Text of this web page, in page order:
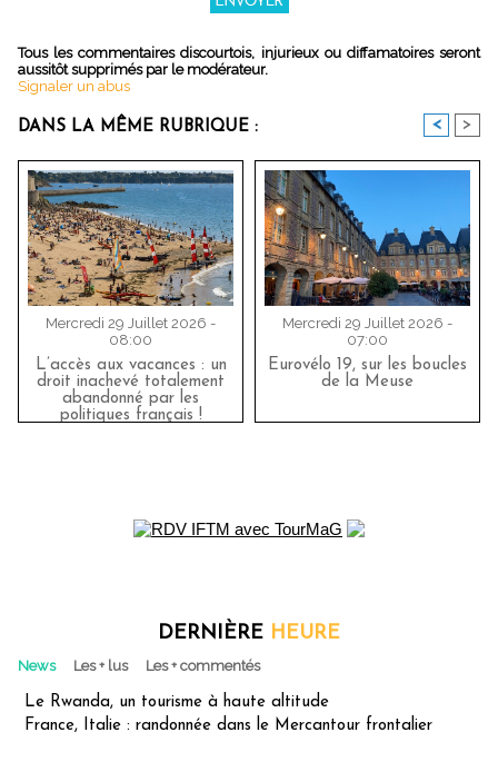
Tous les commentaires discourtois, injurieux ou diffamatoires seront
aussitôt supprimés par le modérateur.
Signaler un abus
DANS LA MÊME RUBRIQUE : < >
Mercredi 29 Juillet 2026 -
08:00
L’accès aux vacances : un
droit inachevé totalement
abandonné par les
politiques français !
Mercredi 29 Juillet 2026 -
07:00
Eurovélo 19, sur les boucles
de la Meuse
DERNIÈRE HEURE
News Les + lus Les + commentés
Le Rwanda, un tourisme à haute altitude
France, Italie : randonnée dans le Mercantour frontalier